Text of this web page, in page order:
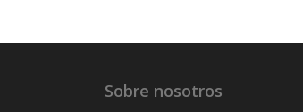
Sobre nosotros